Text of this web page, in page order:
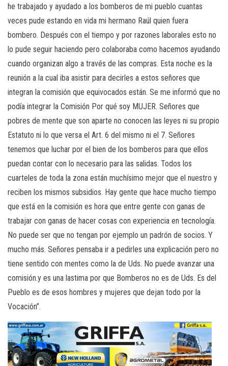
he trabajado y ayudado a los bomberos de mi pueblo cuantas
veces pude estando en vida mi hermano Raúl quien fuera
bombero. Después con el tiempo y por razones laborales esto no
lo pude seguir haciendo pero colaboraba como hacemos ayudando
cuando organizan algo a través de las compras. Esta noche es la
reunión a la cual iba asistir para decirles a estos señores que
integran la comisión que equivocados están. Se me informó que no
podía integrar la Comisión Por qué soy MUJER. Señores que
pobres de mente que son aparte no conocen las leyes ni su propio
Estatuto ni lo que versa el Art. 6 del mismo ni el 7. Señores
tenemos que luchar por el bien de los bomberos para que ellos
puedan contar con lo necesario para las salidas. Todos los
cuarteles de toda la zona están muchísimo mejor que el nuestro y
reciben los mismos subsidios. Hay gente que hace mucho tiempo
que está en la comisión es hora que entre gente con ganas de
trabajar con ganas de hacer cosas con experiencia en tecnología.
No puede ser que no tengan por ejemplo un padrón de socios. Y
mucho más. Señores pensaba ir a pedirles una explicación pero no
tiene sentido con mentes como la de Uds. No puede avanzar una
comisión.y es una lastima por que Bomberos no es de Uds. Es del
Pueblo es de esos hombres y mujeres que dejan todo por la
Vocación”.